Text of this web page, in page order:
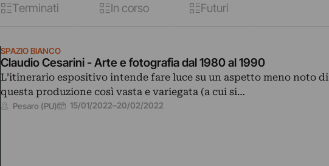
Terminati In corso Futuri
SPAZIO BIANCO
Claudio Cesarini - Arte e fotografia dal 1980 al 1990
L’itinerario espositivo intende fare luce su un aspetto meno noto di
questa produzione così vasta e variegata (a cui si…
Pesaro (PU) 15/01/2022–20/02/2022